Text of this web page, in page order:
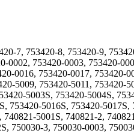
7, 753420-8, 753420-9,
0002, 753420-0003, 753420-
0016, 753420-0017,
5009, 753420-5011,
5003S, 753420-5004S,
753420-5016S, 753420-
5001S, 740821-2,
750030-3, 750030-0003,